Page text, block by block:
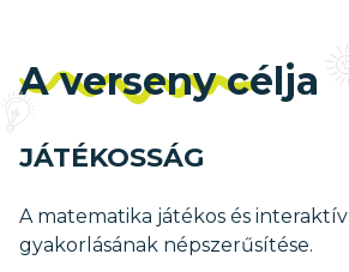
A verseny célja
JÁTÉKOSSÁG
A matematika játékos és interaktív
gyakorlásának népszerűsítése.